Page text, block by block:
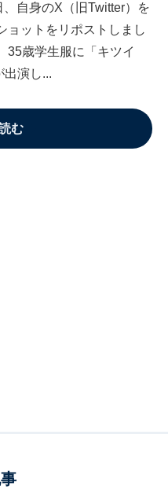
自身のX（旧Twitter）を
ョットをリポストしまし
35歳学生服に「キツイ
出演し...
む